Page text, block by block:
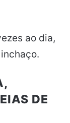
ao dia,
DE